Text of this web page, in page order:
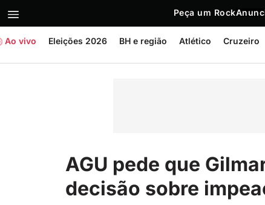
Peça um Rock
Ao vivo Eleições 2026 BH e região Atlético Cruzeiro
AGU pede que
decisão sobre